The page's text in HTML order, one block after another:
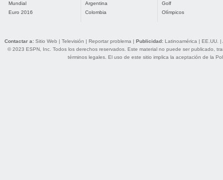
Mundial
Euro 2016
Argentina
Colombia
Golf
Olímpicos
Contactar a: Sitio Web | Televisión | Reportar problema | Publicidad: Latinoamérica | EE.UU. |
© 2023 ESPN, Inc. Todos los derechos reservados. Este material no puede ser publicado,
términos legales. El uso de este sitio implica la aceptación de la